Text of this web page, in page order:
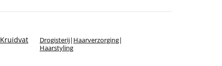
Kruidvat Drogisterij| Haarverzorging|
Haarstyling